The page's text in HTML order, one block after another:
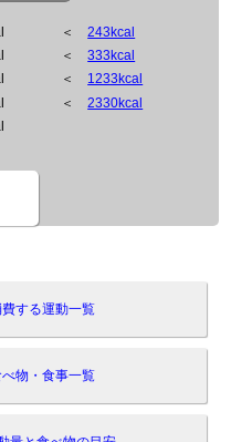
＜243kcal
＜333kcal
＜ 1233kcal
＜2330kcal
する運動一覧
物・食事一覧